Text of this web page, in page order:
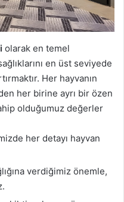
olarak en temel
en üst seviyede
Her hayvanın
her birine ayrı bir özen
olduğumuz değerler
her detayı hayvan
verdiğimiz önemle,